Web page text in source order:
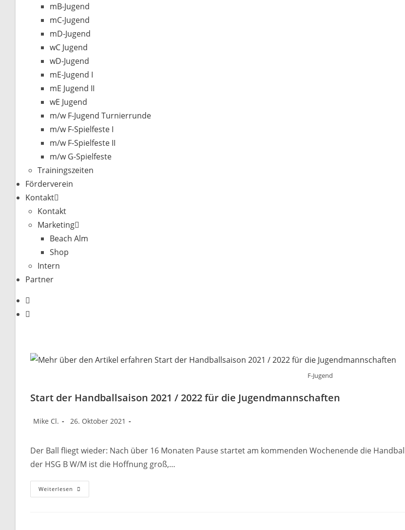
mB-Jugend
mC-Jugend
mD-Jugend
wC Jugend
wD-Jugend
mE-Jugend I
mE Jugend II
wE Jugend
m/w F-Jugend Turnierrunde
m/w F-Spielfeste I
m/w F-Spielfeste II
m/w G-Spielfeste
Trainingszeiten
Förderverein
Kontakt
Kontakt
Marketing
Beach Alm
Shop
Intern
Partner
F-Jugend
Start der Handballsaison 2021 / 2022 für die Jugendmannschaften
Beitrags-
Mike Cl.
Beitrag
26. Oktober 2021
Der Ball fliegt wieder: Nach über 16 Monaten Pause startet am kommenden Wochenende die
der HSG B W/M ist die Hoffnung groß,…
Weiterlesen Start
Der